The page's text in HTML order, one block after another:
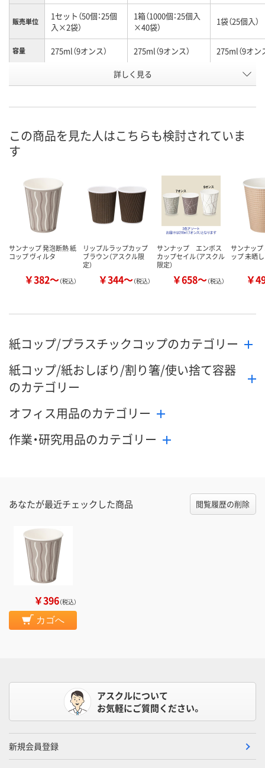
販売単位
1セット（50個：25個
入×2袋）
1箱（1000個：25個入
×40袋）
1袋（25個入）
容量 275ml（9オンス） 275ml（9オンス） 275ml（9オン
RU66332 RU66313
8月7日（金）
カ
詳しく見る
この商品を見た人はこちらも検討されていま
す
サンナップ 発泡断熱 紙
コップ ヴィルタ
￥382～（税込）
リップルラップカップ
ブラウン（アスクル限
定）
￥344～（税込）
サンナップ エンボス
カップセイル（アスクル
限定）
￥658～（税込）
サンナッ
ップ 未晒し
￥
紙コップ/プラスチックコップのカテゴリー
紙コップ/紙おしぼり/割り箸/使い捨て容器
のカテゴリー
オフィス用品のカテゴリー
作業・研究用品のカテゴリー
あなたが最近チェックした商品 閲覧履歴の削除
￥396（税込）
カゴへ
アスクルについて
お気軽にご質問ください。
新規会員登録